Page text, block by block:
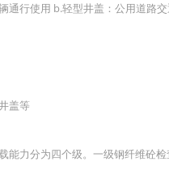
通行使用 b.轻型井盖：公用道路
盖等
能力分为四个级。一级钢纤维砼